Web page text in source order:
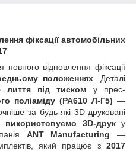
фіксації автомобільних
відновлення фіксації
положеннях. Деталі
лиття під тиском у прес-
поліаміду (PA610 Л-Г5) —
за будь-які 3D-друковані
використовуємо 3D-друку
ANT Manufacturing —
який працює з 2017